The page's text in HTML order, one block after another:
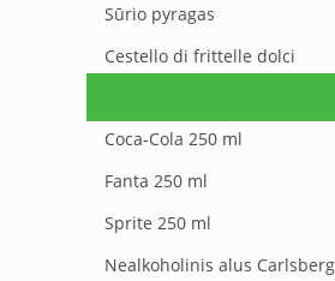
Sūrio pyragas
Cestello di frittelle dolci
Coca-Cola 250 ml
Fanta 250 ml
Sprite 250 ml
Nealkoholinis alus